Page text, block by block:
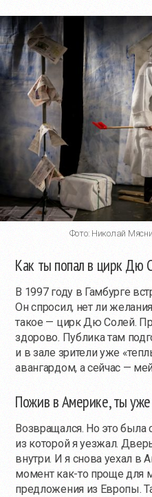
Фото: Николай
Как ты попал в цирк Дю
В 1997 году в Гамбурге
Он спросил, нет ли
такое — цирк Дю Солей.
здорово. Публика там
и в зале зрители уже
авангардом, а сейчас —
Пожив в Америке, ты
Возвращался. Но это была
из которой я уезжал.
внутри. И я снова уехал в
момент как-топроще для
предложения из Европы.